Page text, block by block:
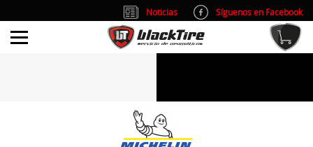
Noticias
Síguenos en Facebook
info@blacktire.es
Atención al cliente: L/V 9:00-14:00 y 15:00-19:00